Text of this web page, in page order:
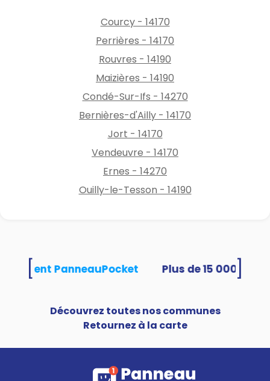
Courcy - 14170
Perrières - 14170
Rouvres - 14190
Maizières - 14190
Condé-Sur-Ifs - 14270
Bernières-d'Ailly - 14170
Jort - 14170
Vendeuvre - 14170
Ernes - 14270
Ouilly-le-Tesson - 14190
PanneauPocket
Découvrez toutes nos communes
Retournez à la carte